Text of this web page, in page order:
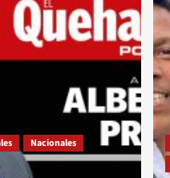
Nacionales